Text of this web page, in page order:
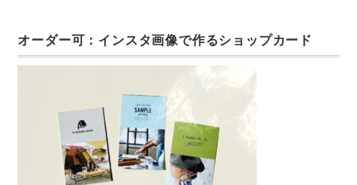
オーダー可：インスタ画像で作るショップカード